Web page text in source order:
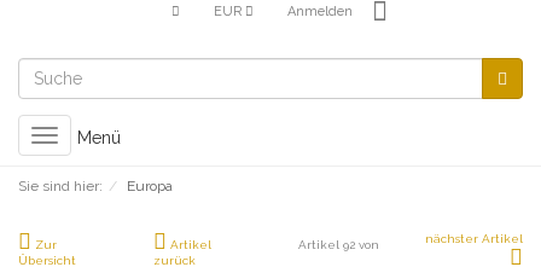
EUR Anmelden
Toggle
navigation
Menü
Sie sind hier: Europa
Zur
Übersicht
Artikel
zurück
Artikel 92 von nächster Artikel